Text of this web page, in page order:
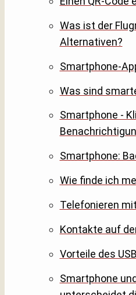
Was ist der
Alternativen?
Smartphone-
Was sind
Smartphone -
Smartphone:
Wie finde ich
Telefonieren
Kontakte auf
Vorteile des
Smartphone